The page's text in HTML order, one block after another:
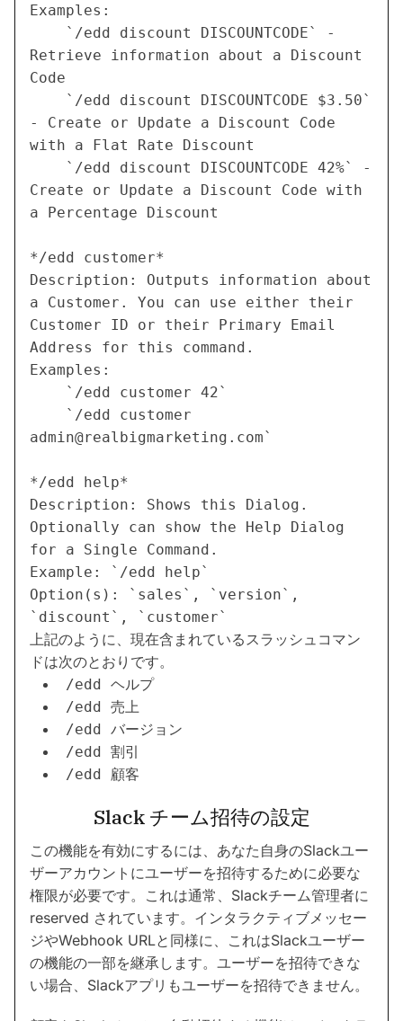
Examples:
Retrieve information about a Discount
Code
- Create or Update a Discount Code
with a Flat Rate Discount
Create or Update a Discount Code with
a Percentage Discount
*/edd customer*
Description: Outputs information about
a Customer. You can use either their
Customer ID or their Primary Email
Address for this command.
Examples:
admin@realbigmarketing.com`
*/edd help*
Description: Shows this Dialog.
Optionally can show the Help Dialog
for a Single Command.
Example: `/edd help`
Option(s): `sales`, `version`,
上記のように、現在含まれているスラッシュコマン
ドは次のとおりです。
/edd ヘルプ
/edd 売上
/edd バージョン
/edd 割引
/edd 顧客
Slack チーム招待の設定
この機能を有効にするには、あなた自身のSlackユー
ザーアカウントにユーザーを招待するために必要な
権限が必要です。これは通常、Slackチーム管理者に
reserved されています。インタラクティブメッセー
ジやWebhook URLと同様に、これはSlackユーザー
の機能の一部を継承します。ユーザーを招待できな
い場合、Slackアプリもユーザーを招待できません。